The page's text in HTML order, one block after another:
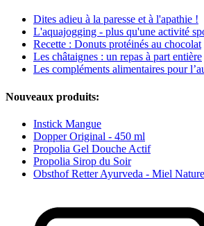
Dites adieu à la paresse et à l'apathie !
L'aquajogging - plus qu'une activité
Recette : Donuts protéinés au chocolat
Les châtaignes : un repas à part entière
Les compléments alimentaires pour
Nouveaux produits:
Instick Mangue
Dopper Original - 450 ml
Propolia Gel Douche Actif
Propolia Sirop du Soir
Obsthof Retter Ayurveda - Miel